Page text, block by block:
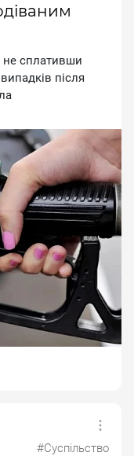
нe cплaтивши
пicля
#Суспільство